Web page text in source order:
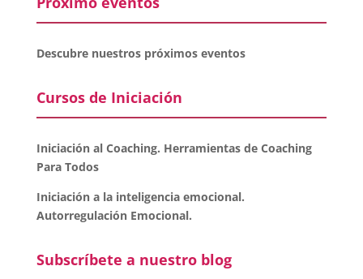
Descubre nuestros próximos eventos
Cursos de Iniciación
Iniciación al Coaching. Herramientas de Coaching
Para Todos
Iniciación a la inteligencia emocional.
Autorregulación Emocional.
Subscríbete a nuestro blog